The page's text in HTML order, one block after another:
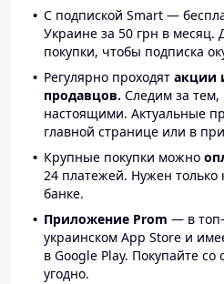
С подпиской Smart —
Украине за 50 грн в месяц.
покупки, чтобы подписка
Регулярно проходят акции
продавцов. Следим за
настоящими. Актуальные
главной странице или в
Крупные покупки можно
24 платежей. Нужен
банке.
Приложение Prom — в топ-
украинском App Store и
в Google Play. Покупайте со
угодно.